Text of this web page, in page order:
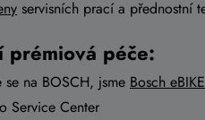
servisních prací a přednostní
prémiová péče:
se na BOSCH, jsme Bosch
Service Center